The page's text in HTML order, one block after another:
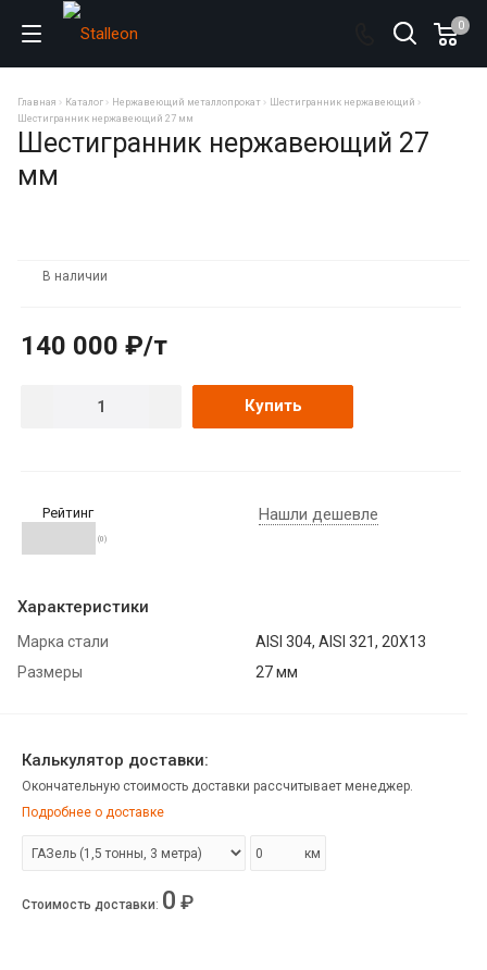
0
Главная Каталог Нержавеющий металлопрокат
Шестигранник нержавеющий
Шестигранник нержавеющий 27 мм
Шестигранник нержавеющий 27
мм
В наличии
140 000 ₽/т
Купить
Рейтинг
(0)
Нашли дешевле
Характеристики
Марка стали
AISI 304, AISI 321, 20Х13
Размеры
27 мм
Калькулятор доставки:
Окончательную стоимость доставки рассчитывает менеджер.
Подробнее о доставке
км
Стоимость доставки: 0 ₽